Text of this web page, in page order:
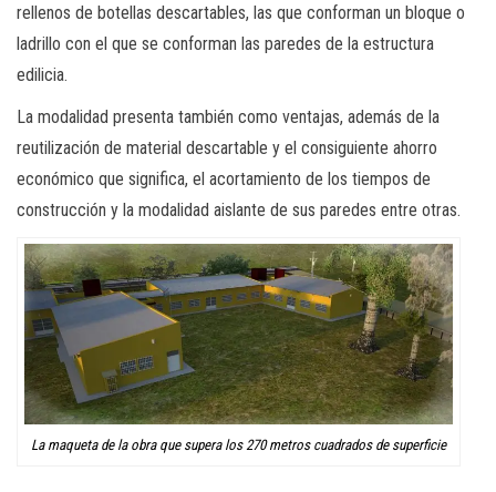
rellenos de botellas descartables, las que conforman un bloque o
ladrillo con el que se conforman las paredes de la estructura
edilicia.
La modalidad presenta también como ventajas, además de la
reutilización de material descartable y el consiguiente ahorro
económico que significa, el acortamiento de los tiempos de
construcción y la modalidad aislante de sus paredes entre otras.
La maqueta de la obra que supera los 270 metros cuadrados de superficie